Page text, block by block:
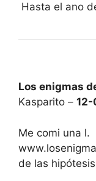
Hasta el ano
Los enigmas
Kasparito – 12-
Me comi una l.
de las